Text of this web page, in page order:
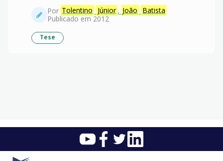
Por Tolentino Júnior , João
Batista
Publicado em 2012
Tese